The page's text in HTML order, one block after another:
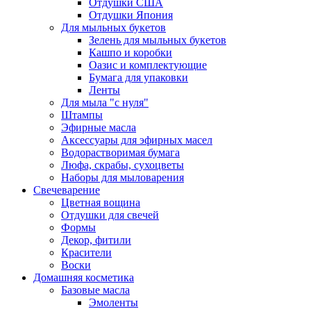
Отдушки США
Отдушки Япония
Для мыльных букетов
Зелень для мыльных букетов
Кашпо и коробки
Оазис и комплектующие
Бумага для упаковки
Ленты
Для мыла "с нуля"
Штампы
Эфирные масла
Аксессуары для эфирных масел
Водорастворимая бумага
Люфа, скрабы, сухоцветы
Наборы для мыловарения
Свечеварение
Цветная вощина
Отдушки для свечей
Формы
Декор, фитили
Красители
Воски
Домашняя косметика
Базовые масла
Эмоленты